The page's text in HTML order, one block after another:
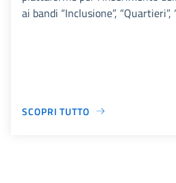
ai bandi “Inclusione”, “Quartieri”,
SCOPRI TUTTO